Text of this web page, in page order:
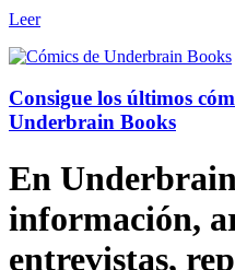
Leer
Consigue los últimos
Underbrain Books
En
información,
entrevistas,